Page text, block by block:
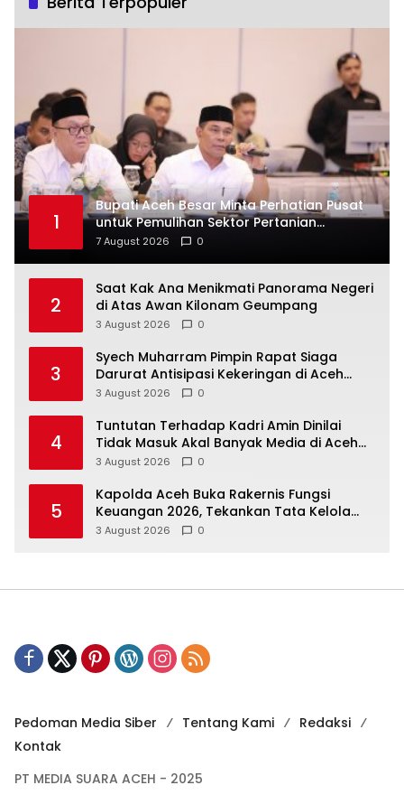
1
Bupati Aceh Besar Minta Perhatian Pusat
untuk Pemulihan Sektor Pertanian
Pascabencana
7 August 2026 0
2
Saat Kak Ana Menikmati Panorama Negeri
di Atas Awan Kilonam Geumpang
3 August 2026 0
3
Syech Muharram Pimpin Rapat Siaga
Darurat Antisipasi Kekeringan di Aceh
Besar
3 August 2026 0
4
Tuntutan Terhadap Kadri Amin Dinilai
Tidak Masuk Akal Banyak Media di Aceh
Berpotensi Jadi Korban Selanjutnya
3 August 2026 0
5
Kapolda Aceh Buka Rakernis Fungsi
Keuangan 2026, Tekankan Tata Kelola
Anggaran yang Profesional dan
3 August 2026 0
Pedoman Media Siber Tentang Kami
Redaksi
Kontak
PT MEDIA SUARA ACEH - 2025